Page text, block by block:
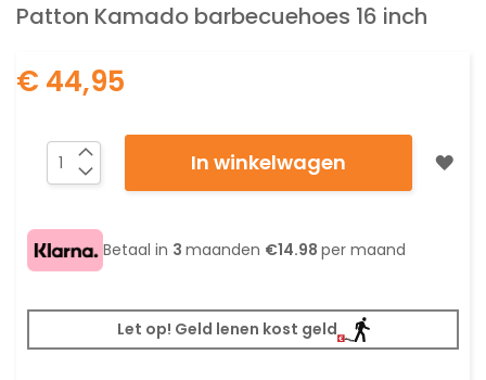
Patton Kamado barbecuehoes 16 inch
naar
van
gallerij
€ 44,95
In winkelwagen
Betaal in 3 maanden €14.98 per maand
Let op! Geld lenen kost geld